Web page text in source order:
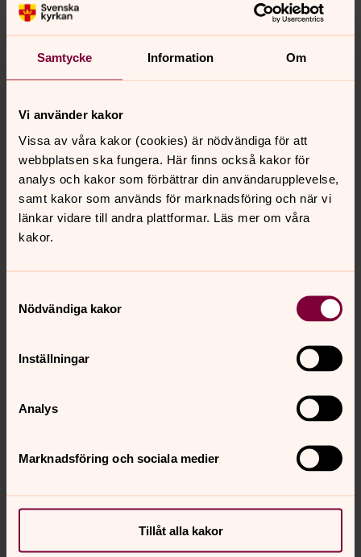
Samtycke Information Om
Vi använder kakor
Vissa av våra kakor (cookies) är nödvändiga för att
webbplatsen ska fungera. Här finns också kakor för
analys och kakor som förbättrar din användarupplevelse,
samt kakor som används för marknadsföring och när vi
länkar vidare till andra plattformar. Läs mer om våra
kakor.
Nödvändiga kakor
Inställningar
Analys
Marknadsföring och sociala medier
Tillåt alla kakor
Sångsvamparna (åk 1-2) inför läsåret 2026-27.
Uppgifterna sparas så länge du är aktiv i församlingens
verksamhet. För mer information om hur vi behandlar
personuppgifter läs mer här:
www.svenskakyrkan.se/vattholma/gdpr
Jag anmäler mig till Tisdagskul
Jag anmäler mig till Sångsvamparna
Får förekomma i tidning/på församlingens
hemsida/Facebook
Ja
Nej